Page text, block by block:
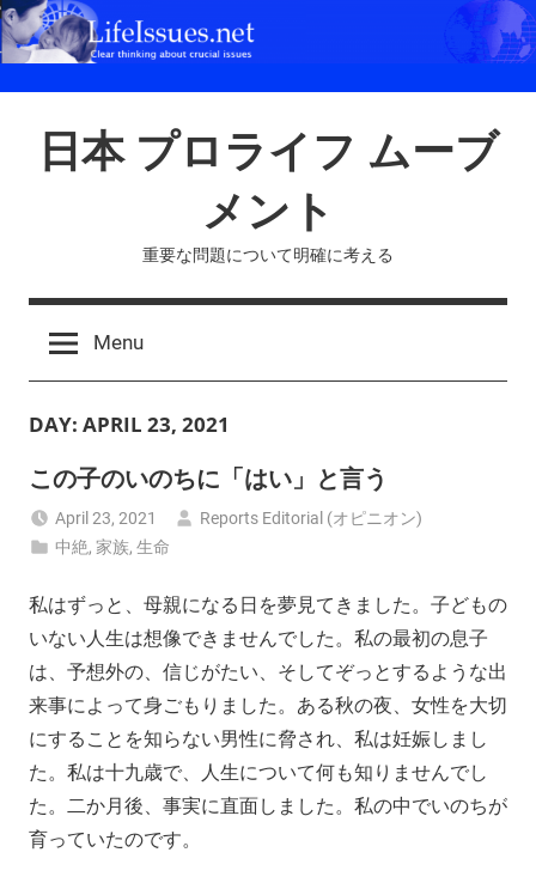
Skip
to
日本 プロライフ ムーブ
メント
重要な問題について明確に考える
Menu
DAY: APRIL 23, 2021
この子のいのちに「はい」と言う
April 23, 2021
Reports Editorial (オピニオン)
中絶,家族,生命
私はずっと、母親になる日を夢見てきました。子どもの
いない人生は想像できませんでした。私の最初の息子
は、予想外の、信じがたい、そしてぞっとするような出
来事によって身ごもりました。ある秋の夜、女性を大切
にすることを知らない男性に脅され、私は妊娠しまし
た。私は十九歳で、人生について何も知りませんでし
た。二か月後、事実に直面しました。私の中でいのちが
育っていたのです。